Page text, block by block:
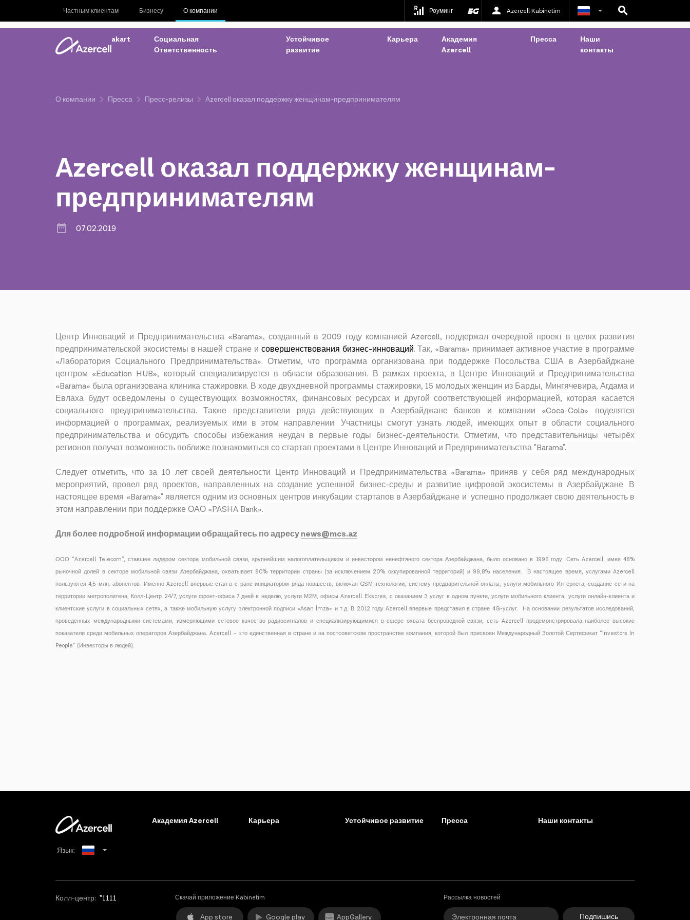
Частным клиентам Бизнесу О компании Роуминг Azercell Kabinetim
Азербайджанский
akart
Социальная
Ответственность
Устойчивое
развитие
Карьера
Академия
Azercell
Пресса
Наши
контакты
О компании Пресса Пресс-релизы Azercell оказал поддержку женщинам-предпринимателям
Azercell оказал поддержку женщинам-
предпринимателям
07.02.2019
Центр Инноваций и Предпринимательства «Barama», созданный в 2009 году компанией Azercell, поддержал очередной проект в целях развития
предпринимательской экосистемы в нашей стране и совершенствования бизнес-инноваций. Так, «Barama» принимает активное участие в программе
«Лаборатория Социального Предпринимательства». Отметим, что программа организована при поддержке Посольства США в Азербайджане
центром «Education HUB», который специализируется в области образования. В рамках проекта, в Центре Инноваций и Предпринимательства
«Barama» была организована клиника стажировки. В ходе двухдневной программы стажировки, 15 молодых женщин из Барды, Мингячевира, Агдама и
Евлаха будут осведомлены о существующих возможностях, финансовых ресурсах и другой соответствующей информацией, которая касается
социального предпринимательства. Также представители ряда действующих в Азербайджане банков и компании «Coca-Cola» поделятся
информацией о программах, реализуемых ими в этом направлении. Участницы смогут узнать людей, имеющих опыт в области социального
предпринимательства и обсудить способы избежания неудач в первые годы бизнес-деятельности. Отметим, что представительницы четырёх
регионов получат возможность поближе познакомиться со стартап проектами в Центре Инноваций и Предпринимательства "Barama".
Следует отметить, что за 10 лет своей деятельности Центр Инноваций и Предпринимательства «Barama» приняв у себя ряд международных
мероприятий, провел ряд проектов, направленных на создание успешной бизнес-среды и развитие цифровой экосистемы в Азербайджане. В
настоящее время «Barama»" является одним из основных центров инкубации стартапов в Азербайджане и успешно продолжает свою деятельность в
этом направлении при поддержке ОАО «PASHA Bank».
Для более подробной информации обращайтесь по адресуnews@mcs.az
ООО “Azercell Teleсom”, ставшее лидером сектора мобильной связи, крупнейшим налогоплательщиком и инвестором ненефтяного сектора Азербайджана, было основано в 1996 году. Сеть Azercell, имея 48%
рыночной долей в секторе мобильной связи Азербайджана, охватывает 80% территории страны (за исключением 20% оккупированной территорий) и 99,8% населения. В настоящее время, услугами Azercell
пользуются 4,5 млн. абонентов. Именно Azercell впервые стал в стране инициатором ряда новшеств, включая GSM-технологии, систему предварительной оплаты, услуги мобильного Интернета, создание сети на
территории метрополитена, Колл-Центр 24/7, услуги фронт-офиса 7 дней в неделю, услуги М2М, офисы Azercell Ekspres, с оказанием 3 услуг в одном пункте, услуги мобильного клиента, услуги онлайн-клиента и
клиентские услуги в социальных сетях, а также мобильную услугу электронной подписи «Asan İmza» и т.д. В 2012 году Azercell впервые представил в стране 4G-услуг. На основании результатов исследований,
проведенных международными системами, измеряющими сетевое качество радиосигналов и специализирующимися в сфере охвата беспроводной связи, сеть Azercell продемонстрировала наиболее высокие
показатели среди мобильных операторов Азербайджана. Azercell – это единственная в стране и на постсоветском пространстве компания, которой был присвоен Международный Золотой Сертификат “İnvestors İn
People” (Инвесторы в людей).
Язык:
English
Академия Azercell Карьера Устойчивое развитие Пресса Наши контакты
Колл-центр: *1111 Скачай приложение Kabinetim
App store Google play AppGallery
Рассылка новостей
Подпишись